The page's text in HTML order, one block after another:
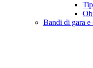
Bandi di gara e